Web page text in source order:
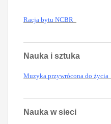
Racja bytu NCBR
Nauka i sztuka
Muzyka przywrócona do życia
Nauka w sieci